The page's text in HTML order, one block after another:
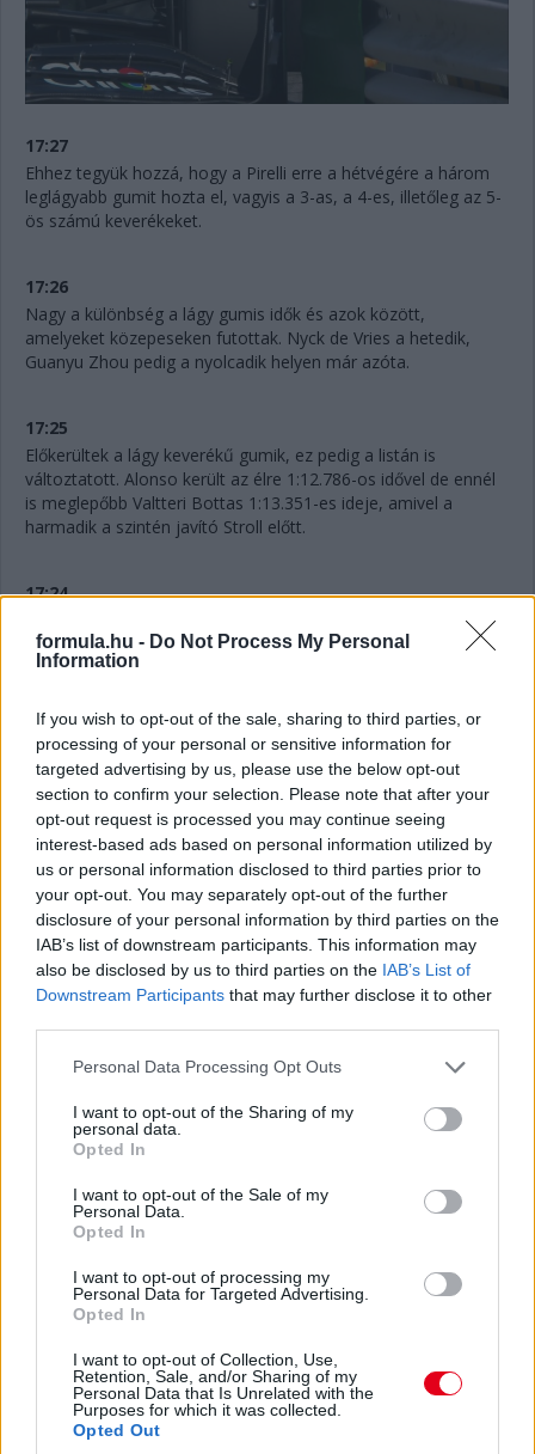
formula.hu - Do Not Process My Personal
Information
If you wish to opt-out of the sale, sharing to third parties, or
processing of your personal or sensitive information for
targeted advertising by us, please use the below opt-out
section to confirm your selection. Please note that after your
opt-out request is processed you may continue seeing
interest-based ads based on personal information utilized by
us or personal information disclosed to third parties prior to
your opt-out. You may separately opt-out of the further
disclosure of your personal information by third parties on the
IAB’s list of downstream participants. This information may
also be disclosed by us to third parties on the IAB’s List of
Downstream Participants that may further disclose it to other
Please note that this website/app uses one or more Google
not limited to your visit or usage behaviour. You may click to
grant or deny consent to Google and its third-party tags to
use your data for below specified purposes in below Google
consent section.
Personal Data Processing Opt Outs
I want to opt-out of the Sharing of my
personal data.
Opted In
I want to opt-out of the Sale of my
Personal Data.
Opted In
I want to opt-out of processing my
Personal Data for Targeted Advertising.
Opted In
I want to opt-out of Collection, Use,
Retention, Sale, and/or Sharing of my
Personal Data that Is Unrelated with the
Purposes for which it was collected.
Opted Out
17:27
Ehhez tegyük hozzá, hogy a Pirelli erre a hétvégére a három
leglágyabb gumit hozta el, vagyis a 3-as, a 4-es, illetőleg az 5-
ös számú keverékeket.
17:26
Nagy a különbség a lágy gumis idők és azok között,
amelyeket közepeseken futottak. Nyck de Vries a hetedik,
Guanyu Zhou pedig a nyolcadik helyen már azóta.
17:25
Előkerültek a lágy keverékű gumik, ez pedig a listán is
változtatott. Alonso került az élre 1:12.786-os idővel de ennél
is meglepőbb Valtteri Bottas 1:13.351-es ideje, amivel a
harmadik a szintén javító Stroll előtt.
17:24
Úgy látszik, Sainz elég fura helyzetekbe keveredik ma. Ezúttal
Perezzel akadt gondja, aki Hülkenberg útjából tért ki, de így
csak a Ferrarit tartotta fel.
17:22
Leclerc is gyorsul, már a negyedik öt tizedes lemaradással. Így
állunk 37 perccel a leintés előtt.